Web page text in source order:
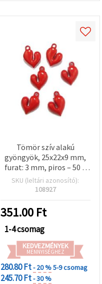
Tömör szív alakú
gyöngyök, 25x22x9 mm,
furat: 3 mm, piros – 50 g
(~20 db)
SKU (leltári azonosító):
108927
351.00 Ft
1-4 csomag
KEDVEZMÉNYEK
MENNYISÉGHEZ
280.80 Ft- 20 %5-9 csomag
245.70 Ft- 30 %